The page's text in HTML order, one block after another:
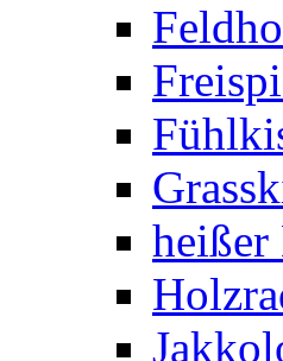
heißer